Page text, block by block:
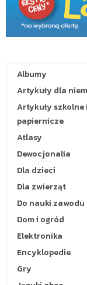
Albumy
Artykuły dla
Artykuły szkolne i
papiernicze
Atlasy
Dewocjonalia
Dla dzieci
Dla zwierząt
Do nauki zawodu
Dom i ogród
Elektronika
Encyklopedie
Gry